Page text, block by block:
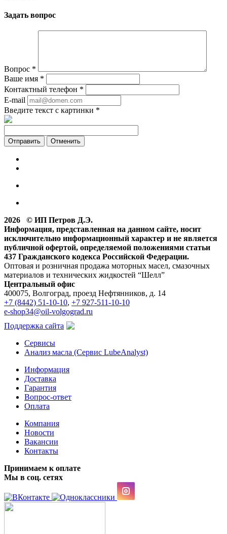
Задать вопрос
Вопрос *
Ваше имя *
Контактный телефон *
E-mail
Введите текст с картинки *
Отменить
2026 © ИП Петров Д.Э.
Информация, представленная на данном сайте, носит
исключительно информационный характер и не является
публичной офертой, определяемой положениями статьи
437 Гражданского кодекса Российской Федерации.
Оптовая и розничная продажа моторных масел, смазочных
материалов и технических жидкостей “Шелл”
Центральный офис
400075, Волгоград, проезд Нефтянников, д. 14
+7 (8442) 51-10-10, +7 927-511-10-10
e-shop34@oil-volgograd.ru
Поддержка сайта
Сервисы
Анализ масла (Сервис LubeAnalyst)
Информация
Доставка
Гарантия
Вопрос-ответ
Оплата
Компания
Новости
Вакансии
Контакты
Принимаем к оплате
Мы в соц. сетях